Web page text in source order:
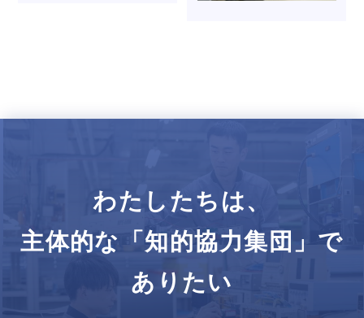
わたしたちは、
主体的な「知的協力集団」で
ありたい